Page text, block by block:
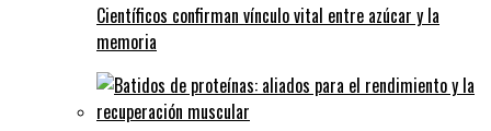
Científicos confirman vínculo vital entre azúcar y la
memoria